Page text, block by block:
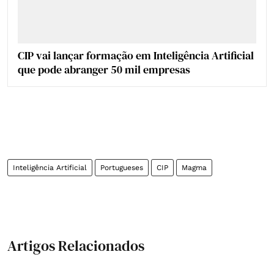
CIP vai lançar formação em Inteligência Artificial
que pode abranger 50 mil empresas
Inteligência Artificial Portugueses CIP Magma
Artigos Relacionados